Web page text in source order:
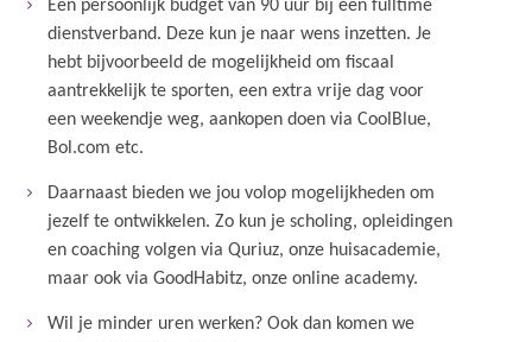
Een persoonlijk budget van 90 uur bij een fulltime
dienstverband. Deze kun je naar wens inzetten. Je
hebt bijvoorbeeld de mogelijkheid om fiscaal
aantrekkelijk te sporten, een extra vrije dag voor
een weekendje weg, aankopen doen via CoolBlue,
Bol.com etc.
Daarnaast bieden we jou volop mogelijkheden om
jezelf te ontwikkelen. Zo kun je scholing, opleidingen
en coaching volgen via Quriuz, onze huisacademie,
maar ook via GoodHabitz, onze online academy.
Wil je minder uren werken? Ook dan komen we